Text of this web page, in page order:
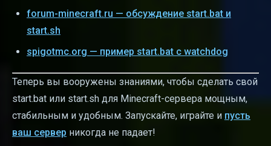
forum-minecraft.ru — обсуждение start.bat и
start.sh
spigotmc.org — пример start.bat с watchdog
Теперь вы вооружены знаниями, чтобы сделать свой
start.bat или start.sh для Minecraft-сервера мощным,
стабильным и удобным. Запускайте, играйте и пусть
ваш сервер никогда не падает!